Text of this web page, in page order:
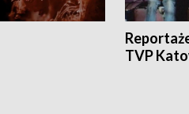
TVP